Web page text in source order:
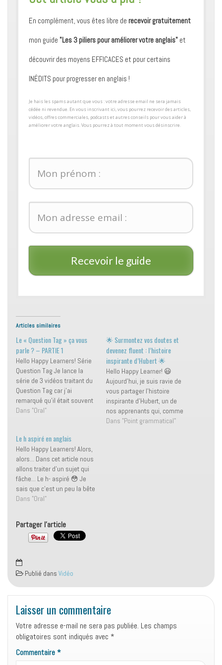
En complément, vous êtes libre de recevoir gratuitement
mon guide "Les 3 piliers pour améliorer votre anglais" et
découvrir des moyens ​EFFICACES et pour certains ​
INÉDITS pour progresser en anglais !
​Je hais les spams autant que vous : votre adresse email ne sera jamais
cédée ni revendue. En vous inscrivant ici, vous pourrez recevoir des articles,
vidéos, offres commerciales, podcasts et autres conseils pour ​vous aider à
améliorer votre anglais. Vous pourrez à tout moment vous désinscrire.
Recevoir le guide
Articles similaires
Le « Question Tag » ça vous
parle ? – PARTIE 1
Hello Happy Learners! Série
Question Tag Je lance la
série de 3 vidéos traitant du
Question Tag car j'ai
remarqué qu'il était souvent
un frein pour vous, dans la
d'aborder le sujet sans que
cela ne soit trop lourd, je ne
le traite pas…
Dans "Oral"
🌟 Surmontez vos doutes et
devenez fluent : l’histoire
inspirante d’Hubert 🌟
Hello Happy Learner! 😃
Aujourd’hui, je suis ravie de
vous partager l’histoire
inspirante d’Hubert, un de
nos apprenants qui, comme
beaucoup, avait des doutes
Dans "Point grammatical"
Le h aspiré en anglais
Hello Happy Learners! Alors,
alors... Dans cet article nous
allons traiter d’un sujet qui
fâche... Le h- aspiré 😳 Je
sais que c’est un peu la bête
noire de beaucoup d’entre
(Pari gagné en ce qui
concerne Stéphanie !…
Dans "Oral"
Partager l'article
Publié dans Vidéo
Laisser un commentaire
Votre adresse e-mail ne sera pas publiée. Les champs
obligatoires sont indiqués avec *
Commentaire*